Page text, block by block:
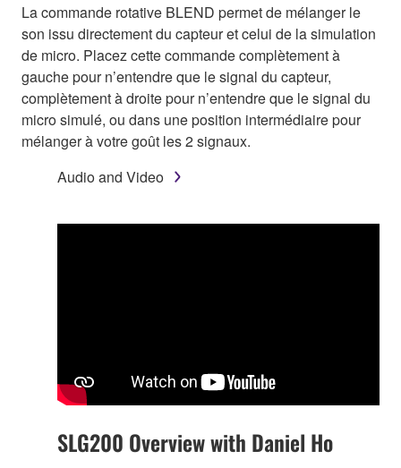
La commande rotative BLEND permet de mélanger le
son issu directement du capteur et celui de la simulation
de micro. Placez cette commande complètement à
gauche pour n’entendre que le signal du capteur,
complètement à droite pour n’entendre que le signal du
micro simulé, ou dans une position intermédiaire pour
mélanger à votre goût les 2 signaux.
Audio and Video
SLG200 Overview with Daniel Ho